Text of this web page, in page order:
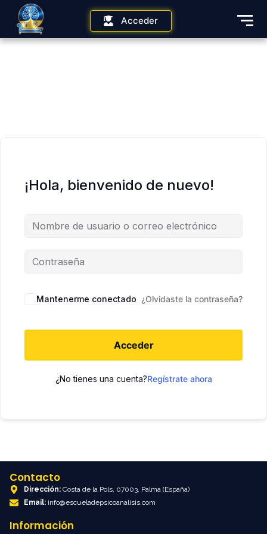
Acceder
¡Hola, bienvenido de nuevo!
Mantenerme conectado ¿Olvidaste la contraseña?
Acceder
¿No tienes una cuenta?Regístrate ahora
Contacto
Dirección: Costa de la Pols, 07003, Palma (España)
Email: info@escueladepsicoanalisis.com
Información